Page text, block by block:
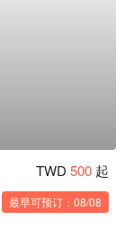
TWD 500 起
最早可预订：08/08